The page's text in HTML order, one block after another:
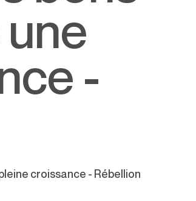
-
croissance - Rébellion